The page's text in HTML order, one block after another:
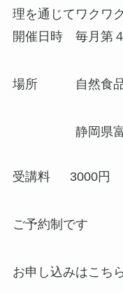
理を通じてワクワ
開催日時 毎月第
場所 自然食品
静岡県富士
受講料 3000円
ご予約制です
お申し込みはこち